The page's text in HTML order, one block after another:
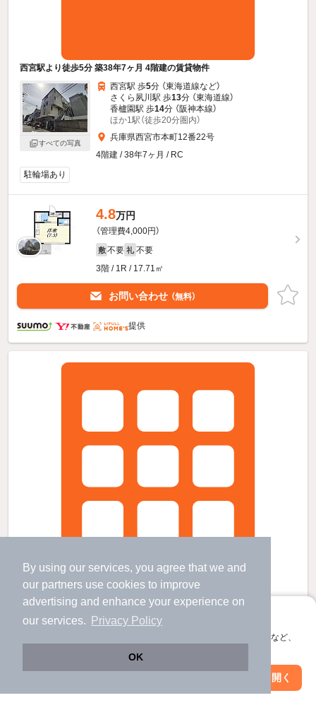
By using our services, you agree that we and
our partners use cookies to improve
advertising and enhance your experience on
our services.
Privacy Policy
OK
アプリに切り替えて、サクサクお部屋探し
会員登録なしですぐ使える。マップ検索やお気に入り保存など、
アプリを開く
西宮駅より徒歩5分 築38年7ヶ月 4階建の賃貸物件
すべての写真
西宮駅 歩5分 （東海道線など）
さくら夙川駅 歩13分 （東海道線）
香櫨園駅 歩14分 （阪神本線）
ほか1駅（徒歩20分圏内）
兵庫県西宮市本町12番22号
4階建 / 38年7ヶ月 / RC
駐輪場あり
4.8万円
（管理費4,000円）
敷 不要 礼 不要
3階 / 1R / 17.71㎡
お問い合わせ （無料）
提供
絞り込み条件を変更